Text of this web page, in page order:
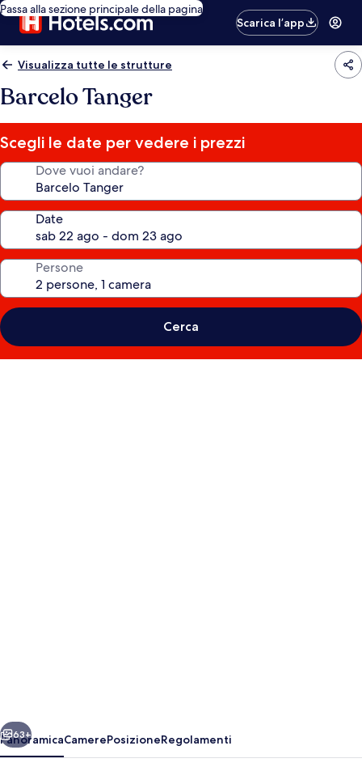
Passa alla sezione principale della pagina
Scarica l’app
Visualizza tutte le strutture
Barcelo Tanger
Scegli le date per vedere i prezzi
Dove vuoi andare?
Date
Persone
Cerca
Avanti
63+
PanoramicaCamerePosizioneRegolamenti